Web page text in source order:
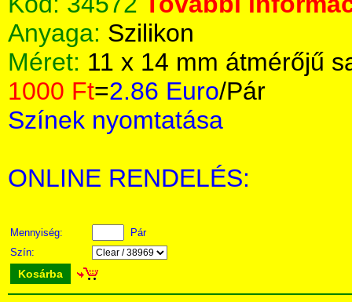
Anyaga: Szilikon
Méret: 11 x 14 mm átmérőjű
1000 Ft=2.86 Euro/Pár
Színek nyomtatása
ONLINE RENDELÉS:
Mennyiség:
Pár
Szín:
Kosárba